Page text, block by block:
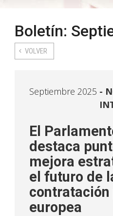
Boletín:
VOLVER
Septiembre 2025
El
destaca
mejora
el futuro de
europea